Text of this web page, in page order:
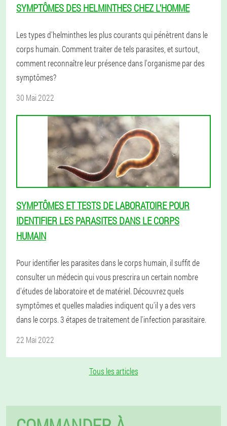
SYMPTÔMES DES HELMINTHES CHEZ L'HOMME
Les types d'helminthes les plus courants qui pénètrent dans le
corps humain. Comment traiter de tels parasites, et surtout,
comment reconnaître leur présence dans l'organisme par des
symptômes?
30 Mai 2022
SYMPTÔMES ET TESTS DE LABORATOIRE POUR
IDENTIFIER LES PARASITES DANS LE CORPS
HUMAIN
Pour identifier les parasites dans le corps humain, il suffit de
consulter un médecin qui vous prescrira un certain nombre
d'études de laboratoire et de matériel. Découvrez quels
symptômes et quelles maladies indiquent qu'il y a des vers
dans le corps. 3 étapes de traitement de l'infection parasitaire.
22 Mai 2022
Tous les articles